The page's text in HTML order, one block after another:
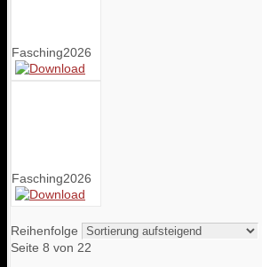
Fasching2026
Fasching2026
Reihenfolge
Seite 8 von 22